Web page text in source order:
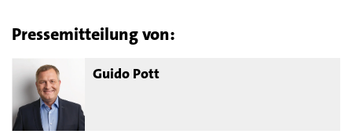
Pressemitteilung von:
Guido Pott